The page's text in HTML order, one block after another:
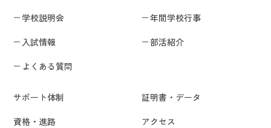
学校説明会
入試情報
よくある質問
年間学校行事
部活紹介
サポート体制
資格・進路
証明書・データ
アクセス